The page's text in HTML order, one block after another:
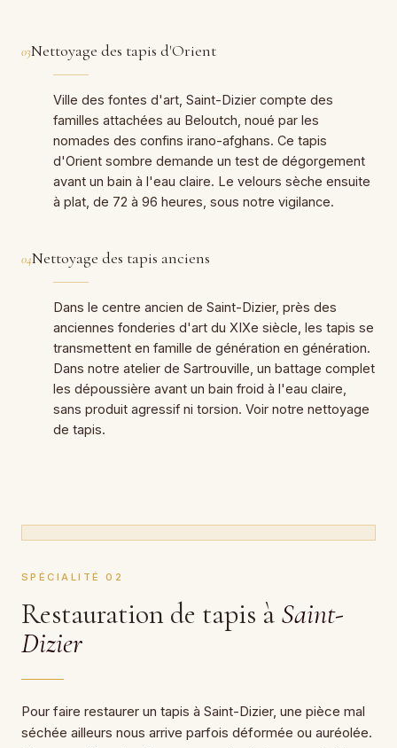
03Nettoyage des tapis d'Orient
Ville des fontes d'art, Saint-Dizier compte des
familles attachées au Beloutch, noué par les
nomades des confins irano-afghans. Ce tapis
d'Orient sombre demande un test de dégorgement
avant un bain à l'eau claire. Le velours sèche ensuite
à plat, de 72 à 96 heures, sous notre vigilance.
04Nettoyage des tapis anciens
Dans le centre ancien de Saint-Dizier, près des
anciennes fonderies d'art du XIXe siècle, les tapis se
transmettent en famille de génération en génération.
Dans notre atelier de Sartrouville, un battage complet
les dépoussière avant un bain froid à l'eau claire,
sans produit agressif ni torsion. Voir notre nettoyage
de tapis.
SPÉCIALITÉ 02
Restauration de tapis à Saint-
Dizier
Pour faire restaurer un tapis à Saint-Dizier, une pièce mal
séchée ailleurs nous arrive parfois déformée ou auréolée.